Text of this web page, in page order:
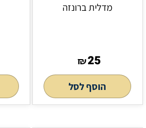
מדלית ברונזה
₪25
הוסף לסל